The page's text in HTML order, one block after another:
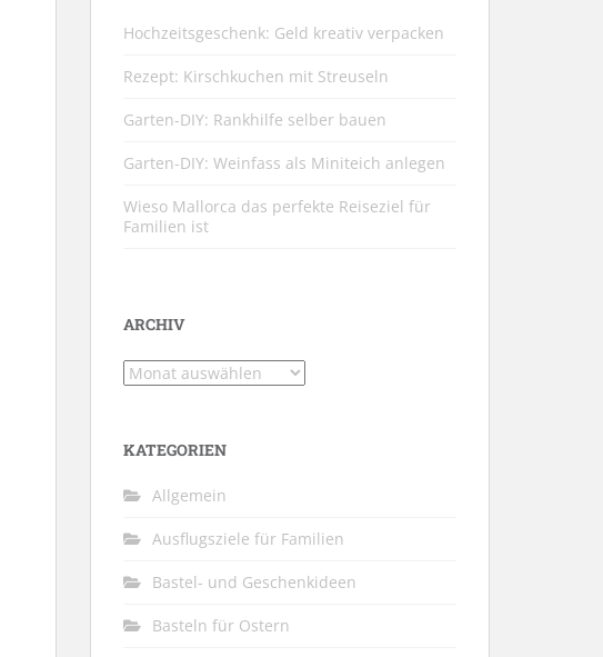
Hochzeitsgeschenk: Geld kreativ verpacken
Rezept: Kirschkuchen mit Streuseln
Garten-DIY: Rankhilfe selber bauen
Garten-DIY: Weinfass als Miniteich anlegen
Wieso Mallorca das perfekte Reiseziel für
Familien ist
ARCHIV
Archiv
KATEGORIEN
Allgemein
Ausflugsziele für Familien
Bastel- und Geschenkideen
Basteln für Ostern